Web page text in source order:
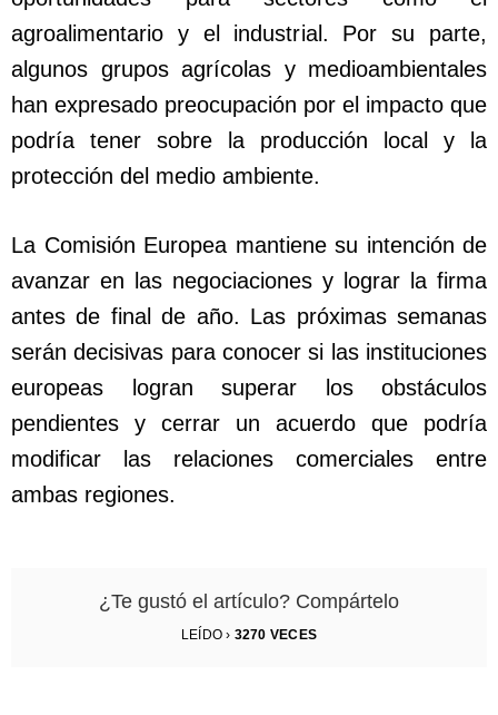
agroalimentario y el industrial. Por su parte,
algunos grupos agrícolas y medioambientales
han expresado preocupación por el impacto que
podría tener sobre la producción local y la
protección del medio ambiente.
La Comisión Europea mantiene su intención de
avanzar en las negociaciones y lograr la firma
antes de final de año. Las próximas semanas
serán decisivas para conocer si las instituciones
europeas logran superar los obstáculos
pendientes y cerrar un acuerdo que podría
modificar las relaciones comerciales entre
ambas regiones.
¿Te gustó el artículo? Compártelo
LEÍDO › 3270 VECES